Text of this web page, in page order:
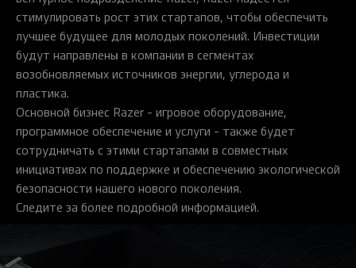
стимулировать рост этих стартапов, чтобы обеспечить
лучшее будущее для молодых поколений. Инвестиции
будут направлены в компании в сегментах
возобновляемых источников энергии, углерода и
пластика.
Основной бизнес Razer - игровое оборудование,
программное обеспечение и услуги - также будет
сотрудничать с этими стартапами в совместных
инициативах по поддержке и обеспечению экологической
безопасности нашего нового поколения.
Следите за более подробной информацией.